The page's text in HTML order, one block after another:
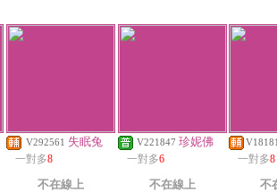
V292561 失眠兔
一對多8
不在線上
V221847 珍妮佛
一對多6
不在線上
一對多8
不